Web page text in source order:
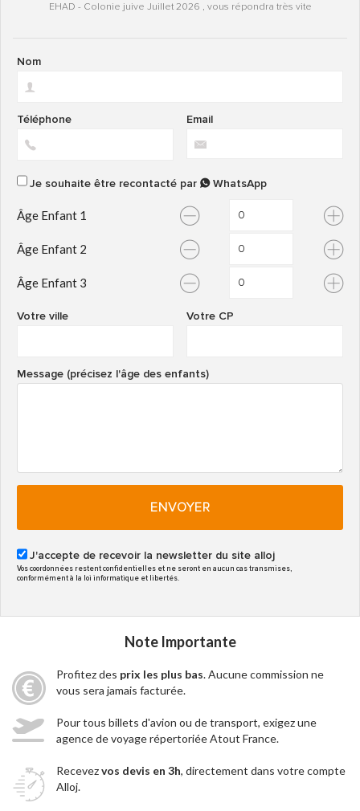
EHAD - Colonie juive Juillet 2026 , vous répondra très vite
Nom
Email
Téléphone
Je souhaite être recontacté par WhatsApp
Âge Enfant 1
Âge Enfant 2
Âge Enfant 3
Votre CP
Votre ville
Message (précisez l'âge des enfants)
ENVOYER
J'accepte de recevoir la newsletter du site alloj
Vos coordonnées restent confidentielles et ne seront en aucun cas transmises,
conformément à la loi informatique et libertés.
Note Importante
Profitez des prix les plus bas. Aucune commission ne
vous sera jamais facturée.
Pour tous billets d'avion ou de transport, exigez une
agence de voyage répertoriée Atout France.
Recevezvos devis en 3h, directement dans votre compte
Alloj.